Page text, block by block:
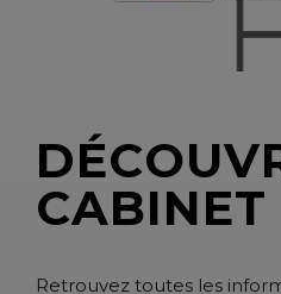
DÉCOUV
CABINET
Retrouvez toutes les